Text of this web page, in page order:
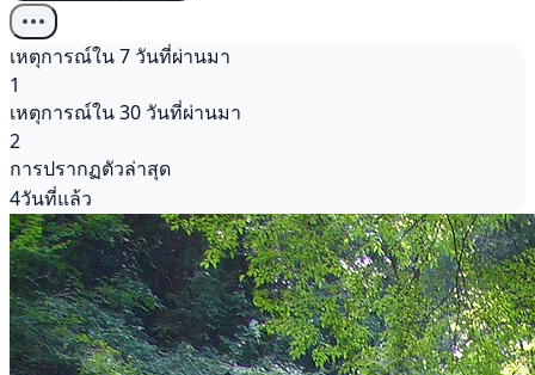
เหตุการณ์ใน 7 วันที่ผ่านมา
1
เหตุการณ์ใน 30 วันที่ผ่านมา
2
การปรากฏตัวล่าสุด
4วันที่แล้ว